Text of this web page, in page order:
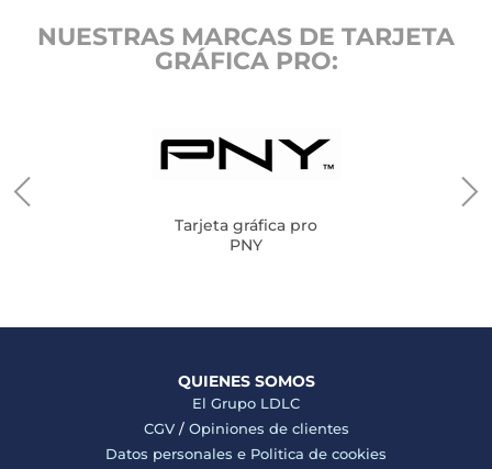
NUESTRAS MARCAS DE TARJETA
GRÁFICA PRO:
Tarjeta gráfica pro
PNY
QUIENES SOMOS
El Grupo LDLC
CGV/ Opiniones de clientes
Datos personales e Politica de cookies